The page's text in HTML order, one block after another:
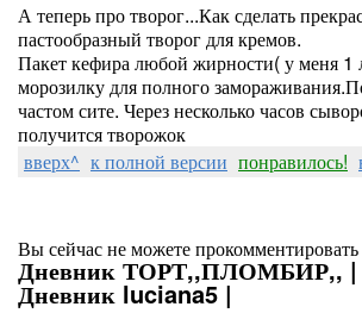
А теперь про творог...Как сделать
пастообразный творог для кремов.
Пакет кефира любой жирности( у меня 1
морозилку для полного
частом сите. Через несколько часов
получится творожок
вверх^ к полной версии понравилось!
Вы сейчас не можете
Дневник ТОРТ,,ПЛОМБИР,, |
Дневник luciana5 |